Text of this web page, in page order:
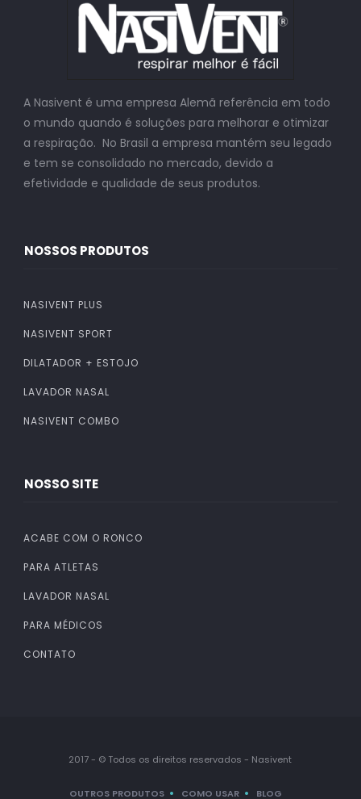
A Nasivent é uma empresa Alemã referência em todo
o mundo quando é soluções para melhorar e otimizar
a respiração. No Brasil a empresa mantém seu legado
e tem se consolidado no mercado, devido a
efetividade e qualidade de seus produtos.
NOSSOS PRODUTOS
NASIVENT PLUS
NASIVENT SPORT
DILATADOR + ESTOJO
LAVADOR NASAL
NASIVENT COMBO
NOSSO SITE
ACABE COM O RONCO
PARA ATLETAS
LAVADOR NASAL
PARA MÉDICOS
CONTATO
2017 - © Todos os direitos reservados - Nasivent
OUTROS PRODUTOS COMO USAR BLOG